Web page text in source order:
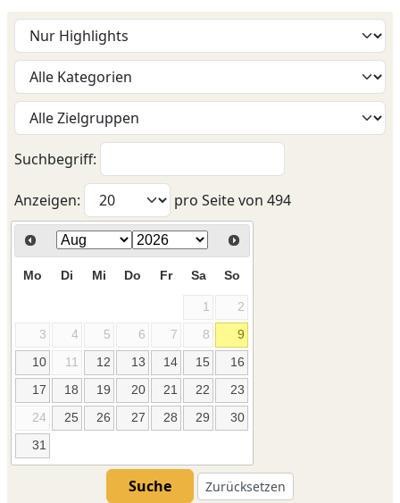
Suchbegriff:
Anzeigen: pro Seite von 494
Mo Di Mi Do Fr Sa So
1
2
3
4 5 6 7 8
9
10
11 12 13 14 15
16
17
18 19 20 21 22
23
24
25 26 27 28 29
30
31
Suche Zurücksetzen